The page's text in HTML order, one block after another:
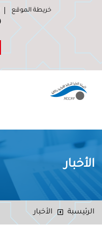
خريطة الموقع
الأخبار
الرئيسبة الأخبار